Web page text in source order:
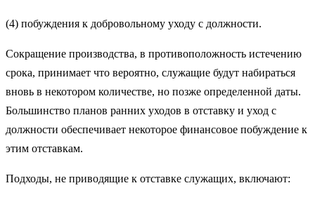
(4) побуждения к добровольному уходу с должности.
Сокращение производства, в противоположность истечению
срока, принимает что вероятно, служащие будут набираться
вновь в некотором количестве, но позже определенной даты.
Большинство планов ранних уходов в отставку и уход с
должности обеспечивает некоторое финансовое побуждение к
этим отставкам.
Подходы, не приводящие к отставке служащих, включают: